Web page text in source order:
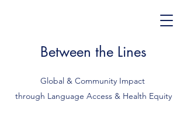
Between the Lines
Global & Community Impact
through Language Access & Health Equity